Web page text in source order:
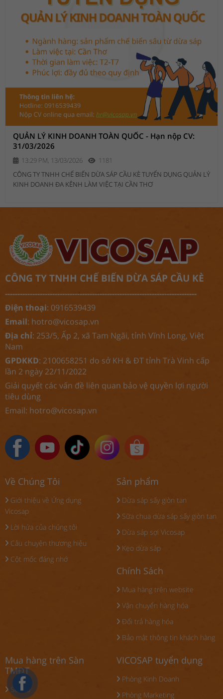
QUẢN LÝ KINH DOANH TOÀN QUỐC - Hạn nộp CV:
31/03/2026
13:29 PM, 13/03/2026
1181
CÔNG TY TNHH CHẾ BIẾN DỪA SÁP CẦU KÈ TUYỂN DỤNG QUẢN LÝ
KINH DOANH ĐA KÊNH LÀM VIỆC TẠI CẦN THƠ
CÔNG TY TNHH CHẾ BIẾN DỪA SÁP CẦU KÈ
-----------------------------------------------------------------------------
Điện thoại: 0916539439
Email: hotro@vicosap.vn
Địa chỉ: 253/5, Ấp 2, xã Tam Ngãi, tỉnh Vĩnh Long, Việt
Nam
GPDKKD: 2100658251 do sở KH & ĐT tỉnh Trà Vinh cấp
lần 2 ngày 22/11/2022
Giải quyết các vấn đề liên quan bảo vệ quyền lợi người
tiêu dùng
Email: hotro@vicosap.vn
Về Chúng Tôi
Giới thiệu về Ứng dụng
Vicosap
Lời hứa của chúng tôi
Câu chuyện thương hiệu
Cột mốc đáng nhớ
Sản phẩm
Dừa sáp sấy giòn tan
Sữa chua dừa sáp sấy giòn tan
Dừa sáp sợi Vicosap
Kẹo dừa sáp
Chính Sách
Mua hàng trên website
Vận chuyển hàng hóa
Đổi trả hàng hóa
Bảo mật thông tin khách hàng
Mua hàng trên Sàn
TMĐT
Sendo
VICOSAP tuyển dụng
Phòng Kinh Doanh
Phòng Marketing